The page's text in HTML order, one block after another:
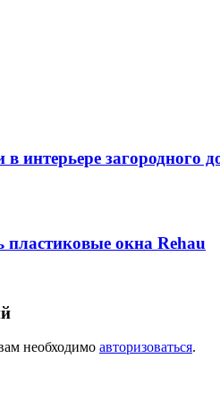
интерьере загородного
окна Rehau
необходимо авторизоваться.